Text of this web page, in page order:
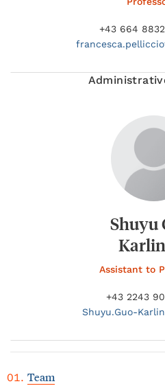
+43 664
francesca.
Shuyu
Assistant to
+43 2243
Shuyu.Guo-
Team